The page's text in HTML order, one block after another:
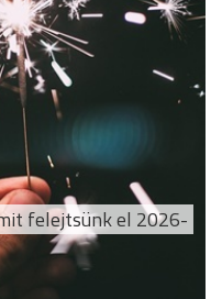
felejtsünk el 2026-